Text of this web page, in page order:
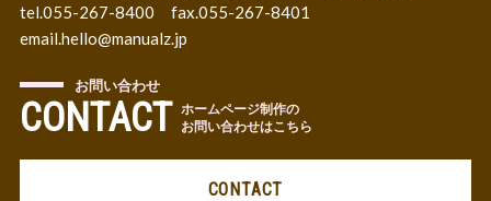
tel.055-267-8400 fax.055-267-8401
email.hello@manualz.jp
お問い合わせ
CONTACT ホームページ制作の
お問い合わせはこちら
CONTACT